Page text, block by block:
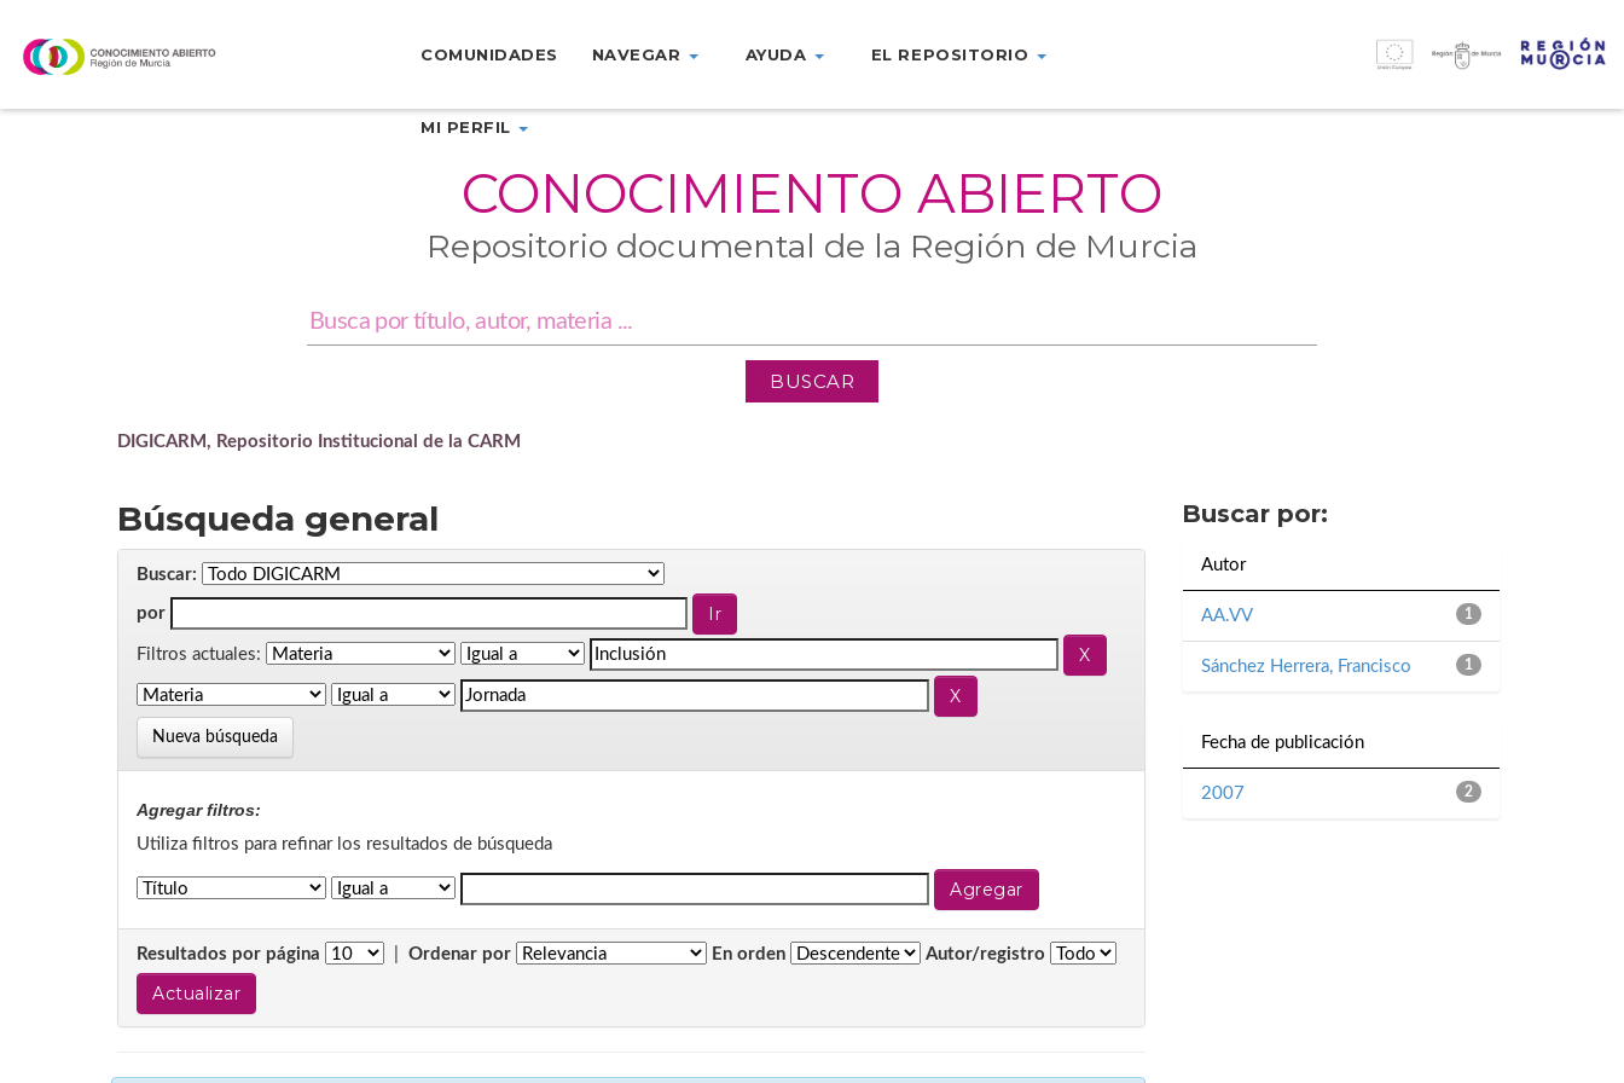
navigation
COMUNIDADES NAVEGAR AYUDA EL REPOSITORIO
MI PERFIL
CONOCIMIENTO ABIERTO
Repositorio documental de la Región de Murcia
DIGICARM, Repositorio Institucional de la CARM
Búsqueda general
Buscar:
por
Filtros actuales:
Nueva búsqueda
Agregar filtros:
Utiliza filtros para refinar los resultados de búsqueda
Resultados por página Ordenar por En orden Autor/registro
Buscar por:
Autor
1
AA.VV
1
Sánchez Herrera, Francisco
Fecha de publicación
2
2007